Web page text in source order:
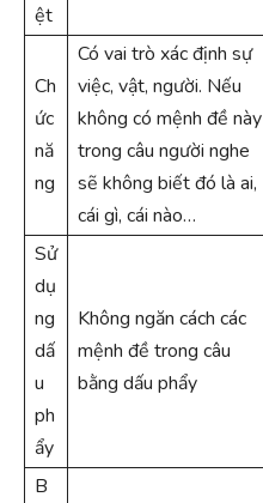
ệt
Ch
ức
nă
ng
Có vai trò xác định sự
việc, vật, người. Nếu
không có mệnh đề này
trong câu người nghe
sẽ không biết đó là ai,
cái gì, cái nào…
Sử
dụ
ng
dấ
u
ph
ẩy
Không ngăn cách các
mệnh đề trong câu
bằng dấu phẩy
B